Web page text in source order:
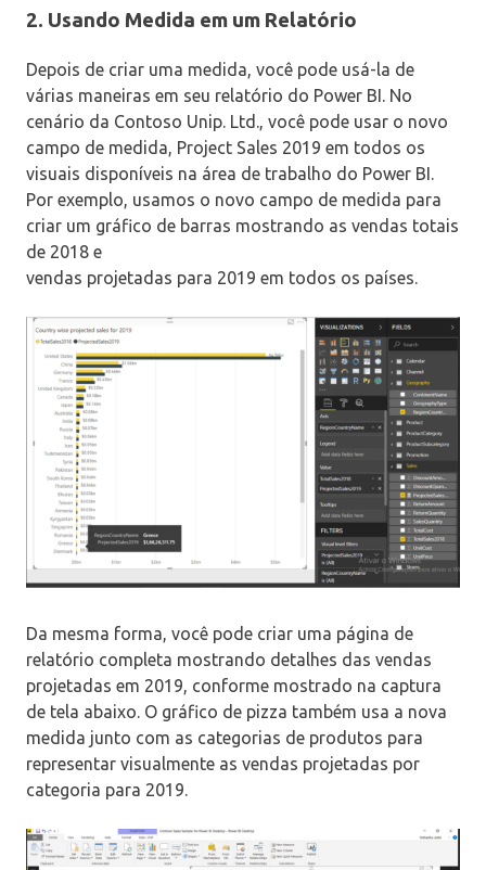
2. Usando Medida em um Relatório
Depois de criar uma medida, você pode usá-la de
várias maneiras em seu relatório do Power BI. No
cenário da Contoso Unip. Ltd., você pode usar o novo
campo de medida, Project Sales 2019 em todos os
visuais disponíveis na área de trabalho do Power BI.
Por exemplo, usamos o novo campo de medida para
criar um gráfico de barras mostrando as vendas totais
de 2018 e
vendas projetadas para 2019 em todos os países.
Da mesma forma, você pode criar uma página de
relatório completa mostrando detalhes das vendas
projetadas em 2019, conforme mostrado na captura
de tela abaixo. O gráfico de pizza também usa a nova
medida junto com as categorias de produtos para
representar visualmente as vendas projetadas por
categoria para 2019.